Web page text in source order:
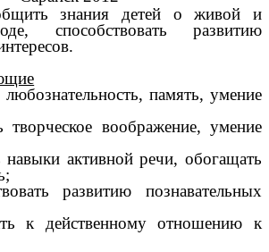
знания детей о живой и
способствовать развитию
любознательность, память, умение
творческое воображение, умение
навыки активной речи, обогащать
развитию познавательных
к действенному отношению к